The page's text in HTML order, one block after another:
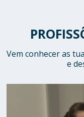
Vem conhecer as
e